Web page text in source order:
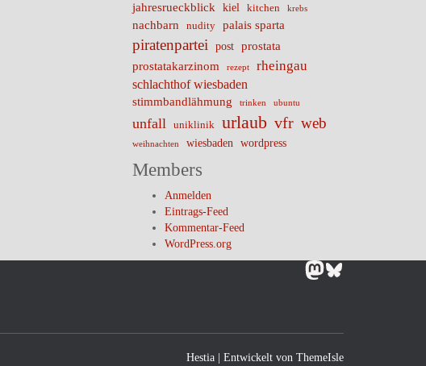
jahresrueckblick kiel kitchen krebs
nachbarn nudity palais sparta
piratenpartei post
prostata
prostatakarzinom
rezept rheingau
schlachthof wiesbaden
stimmbandlähmung trinken ubuntu
unfall uniklinik urlaub vfr web
weihnachten wiesbaden wordpress
Members
Anmelden
Eintrags-Feed
Kommentar-Feed
WordPress.org
Mastodon
Bluesky
Hestia | Entwickelt von ThemeIsle